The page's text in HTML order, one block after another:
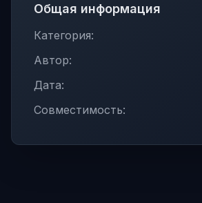
Общая информация
Категория:
Автор:
Дата:
Совместимость: